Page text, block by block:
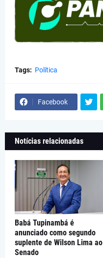
Tags: Política
Facebook
Notícias relacionadas
Babá Tupinambá é
anunciado como segundo
suplente de Wilson Lima ao
Senado